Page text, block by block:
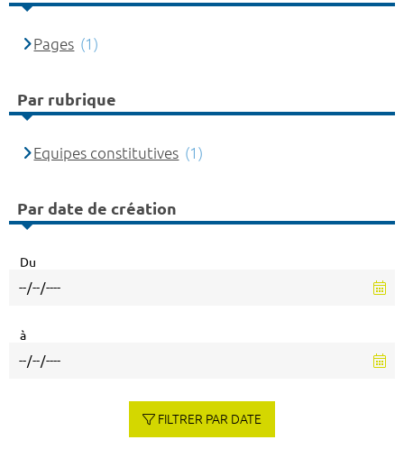
Pages (1)
Par rubrique
Equipes constitutives (1)
Par date de création
Du
à
FILTRER PAR DATE